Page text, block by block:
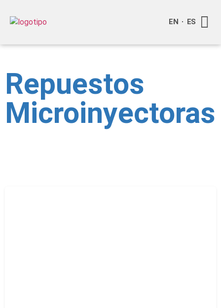
EN ES
Repuestos
Microinyectoras